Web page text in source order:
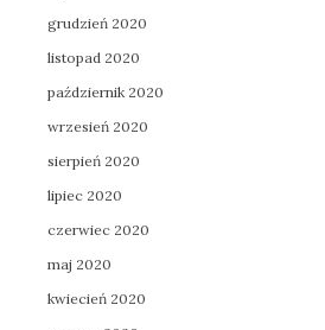
grudzień 2020
listopad 2020
październik 2020
wrzesień 2020
sierpień 2020
lipiec 2020
czerwiec 2020
maj 2020
kwiecień 2020